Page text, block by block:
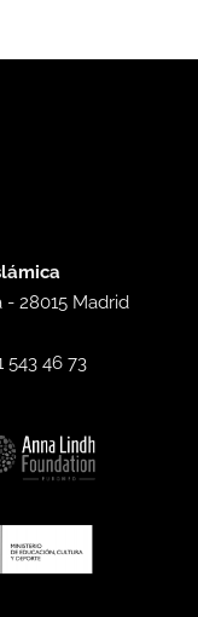
-28015 Madrid
543 46 73